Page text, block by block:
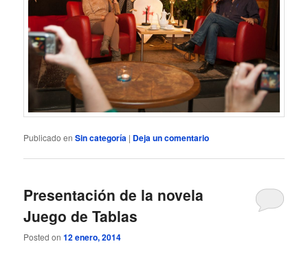
Publicado en Sin categoría | Deja un comentario
Presentación de la novela
Juego de Tablas
Posted on12 enero, 2014